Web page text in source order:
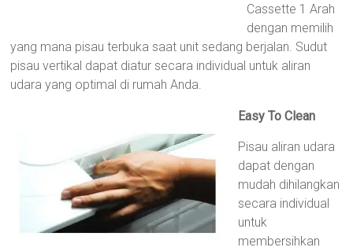
Cassette 1 Arah
dengan memilih
yang mana pisau terbuka saat unit sedang berjalan. Sudut
pisau vertikal dapat diatur secara individual untuk aliran
udara yang optimal di rumah Anda.
Easy To Clean
Pisau aliran udara
dapat dengan
mudah dihilangkan
secara individual
untuk
membersihkan